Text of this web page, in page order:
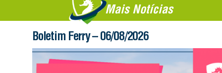
Mais Notícias
Boletim Ferry – 05/08/2026